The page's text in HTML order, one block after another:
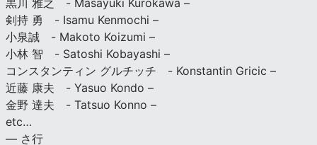
黒川 雅之 - Masayuki Kurokawa –
剣持 勇 - Isamu Kenmochi –
小泉誠 - Makoto Koizumi –
小林 智 - Satoshi Kobayashi –
コンスタンティン グルチッチ - Konstantin Gricic –
近藤 康夫 - Yasuo Kondo –
金野 達夫 - Tatsuo Konno –
etc…
— さ行